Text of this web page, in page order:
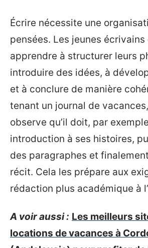
Écrire nécessite une
pensées. Les jeunes
apprendre à structurer leurs
introduire des idées, à
et à conclure de manière
tenant un journal de
observe qu’il doit, par
introduction à ses histoires,
des paragraphes et
récit. Cela les prépare aux
rédaction plus académique à
A voir aussi : Les meilleurs
locations de vacances à